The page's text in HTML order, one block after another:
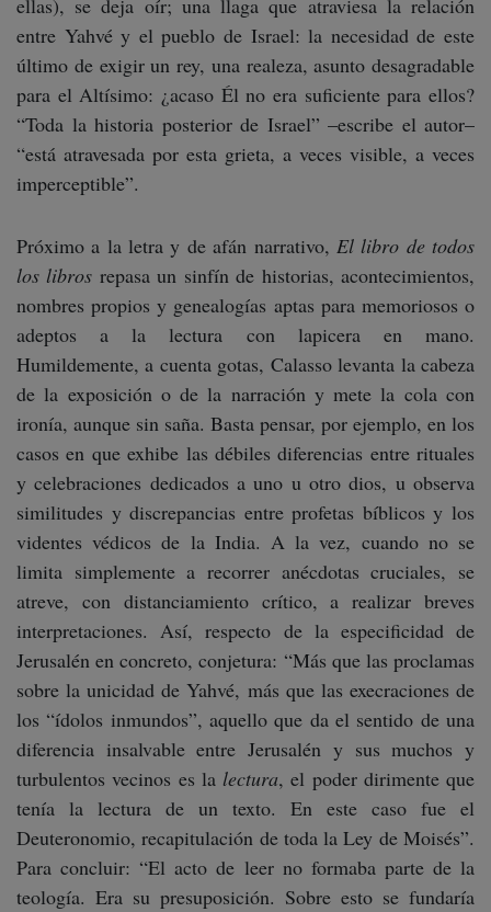
ellas), se deja oír; una llaga que atraviesa la relación
entre Yahvé y el pueblo de Israel: la necesidad de este
último de exigir un rey, una realeza, asunto desagradable
para el Altísimo: ¿acaso Él no era suficiente para ellos?
“Toda la historia posterior de Israel” –escribe el autor–
“está atravesada por esta grieta, a veces visible, a veces
imperceptible”.
Próximo a la letra y de afán narrativo, El libro de todos
los libros repasa un sinfín de historias, acontecimientos,
nombres propios y genealogías aptas para memoriosos o
adeptos a la lectura con lapicera en mano.
Humildemente, a cuenta gotas, Calasso levanta la cabeza
de la exposición o de la narración y mete la cola con
ironía, aunque sin saña. Basta pensar, por ejemplo, en los
casos en que exhibe las débiles diferencias entre rituales
y celebraciones dedicados a uno u otro dios, u observa
similitudes y discrepancias entre profetas bíblicos y los
videntes védicos de la India. A la vez, cuando no se
limita simplemente a recorrer anécdotas cruciales, se
atreve, con distanciamiento crítico, a realizar breves
interpretaciones. Así, respecto de la especificidad de
Jerusalén en concreto, conjetura: “Más que las proclamas
sobre la unicidad de Yahvé, más que las execraciones de
los “ídolos inmundos”, aquello que da el sentido de una
diferencia insalvable entre Jerusalén y sus muchos y
turbulentos vecinos es la lectura, el poder dirimente que
tenía la lectura de un texto. En este caso fue el
Deuteronomio, recapitulación de toda la Ley de Moisés”.
Para concluir: “El acto de leer no formaba parte de la
teología. Era su presuposición. Sobre esto se fundaría